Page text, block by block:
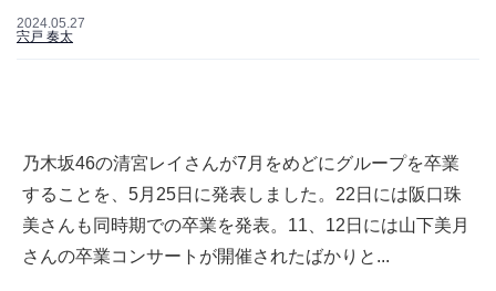
2024.05.27
宍戸 奏太
乃木坂46の清宮レイさんが7月をめどにグループを卒業
することを、5月25日に発表しました。22日には阪口珠
美さんも同時期での卒業を発表。11、12日には山下美月
さんの卒業コンサートが開催されたばかりと...